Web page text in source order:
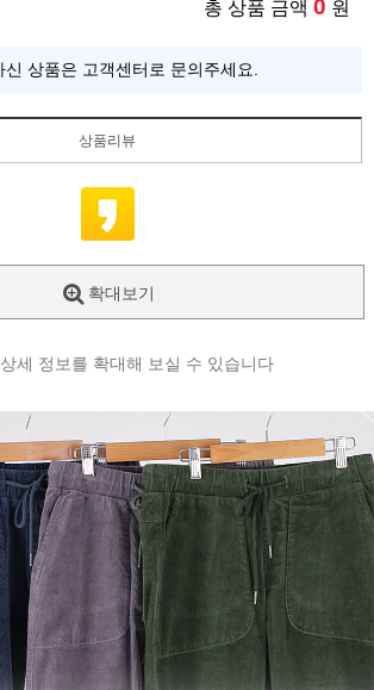
총 상품 금액 0 원
신 상품은 고객센터로 문의주세요.
상품리뷰
확대보기
상세 정보를 확대해 보실 수 있습니다